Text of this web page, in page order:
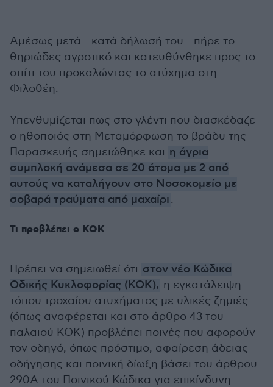
Αμέσως μετά - κατά δήλωσή του - πήρε το
θηριώδες αγροτικό και κατευθύνθηκε προς το
σπίτι του προκαλώντας το ατύχημα στη
Φιλοθέη.
Υπενθυμίζεται πως στο γλέντι που διασκέδαζε
ο ηθοποιός στη Μεταμόρφωση το βράδυ της
Παρασκευής σημειώθηκε και η άγρια
συμπλοκή ανάμεσα σε 20 άτομα με 2 από
αυτούς να καταλήγουν στο Νοσοκομείο με
σοβαρά τραύματα από μαχαίρι.
Τι προβλέπει ο ΚΟΚ
Πρέπει να σημειωθεί ότι στον νέο Κώδικα
Οδικής Κυκλοφορίας (ΚΟΚ), η εγκατάλειψη
τόπου τροχαίου ατυχήματος με υλικές ζημιές
(όπως αναφέρεται και στο άρθρο 43 του
παλαιού ΚΟΚ) προβλέπει ποινές που αφορούν
τον οδηγό, όπως πρόστιμο, αφαίρεση άδειας
οδήγησης και ποινική δίωξη βάσει του άρθρου
290Α του Ποινικού Κώδικα για επικίνδυνη